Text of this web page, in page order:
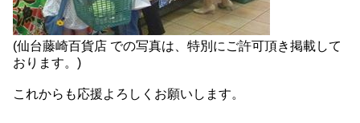
(仙台藤崎百貨店 での写真は、特別にご許可頂き掲載して
おります。)
これからも応援よろしくお願いします。